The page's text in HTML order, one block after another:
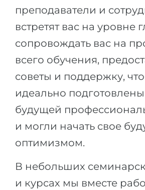
преподаватели и
встретят вас на уровне
сопровождать вас на
всего обучения,
советы и поддержку,
идеально
будущей
и могли начать свое
оптимизмом.
В небольших
и курсах мы вместе